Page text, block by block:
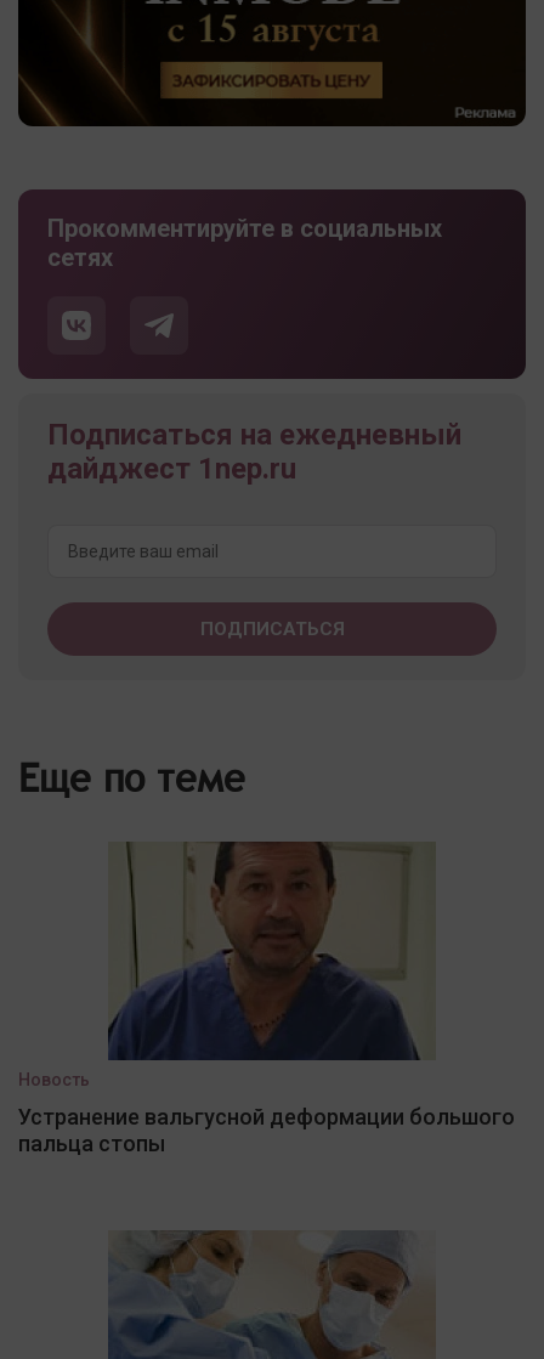
Прокомментируйте в социальных
сетях
Подписаться на ежедневный
дайджест 1nep.ru
Еще по теме
Новость
Устранение вальгусной деформации большого
пальца стопы